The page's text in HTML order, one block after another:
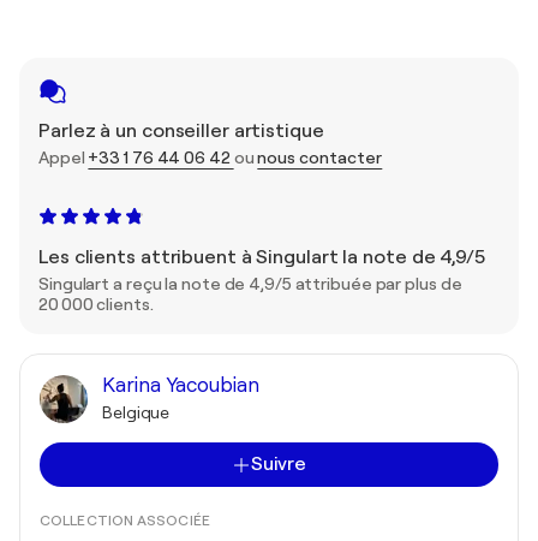
Parlez à un conseiller artistique
Appel +33 1 76 44 06 42ounous contacter
Les clients attribuent à Singulart la note de 4,9/5
Singulart a reçu la note de 4,9/5 attribuée par plus de
20 000 clients.
Karina Yacoubian
Belgique
Suivre
COLLECTION ASSOCIÉE